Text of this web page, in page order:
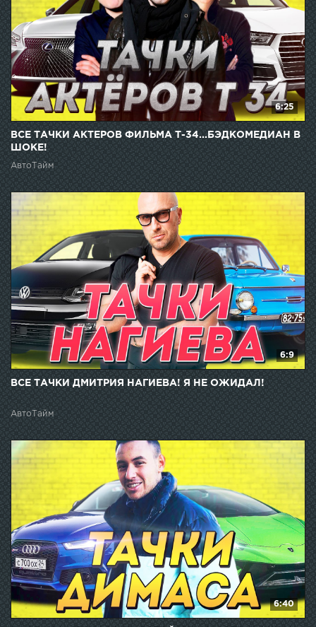
6:25
ВСЕ ТАЧКИ АКТЕРОВ ФИЛЬМА Т-34...БЭДКОМЕДИАН В
ШОКЕ!
АвтоТайм
6:9
ВСЕ ТАЧКИ ДМИТРИЯ НАГИЕВА! Я НЕ ОЖИДАЛ!
АвтоТайм
6:40